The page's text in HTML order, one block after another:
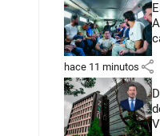
hace 11 minutos share